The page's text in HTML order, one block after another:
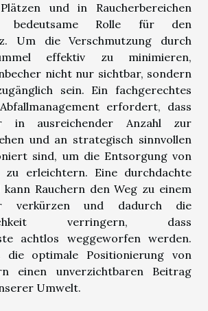
und in Raucherbereichen
bedeutsame Rolle für den
Um die Verschmutzung durch
effektiv zu minimieren,
nicht nur sichtbar, sondern
sein. Ein fachgerechtes
erfordert, dass
in ausreichender Anzahl zur
und an strategisch sinnvollen
sind, um die Entsorgung von
zu erleichtern. Eine durchdachte
Rauchern den Weg zu einem
verkürzen und dadurch die
verringern, dass
achtlos weggeworfen werden.
die optimale Positionierung von
einen unverzichtbaren Beitrag
Umwelt.